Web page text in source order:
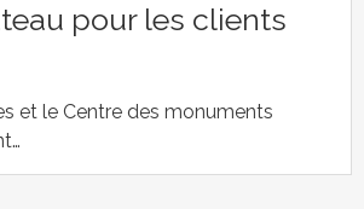
pour les clients
et le Centre des monuments